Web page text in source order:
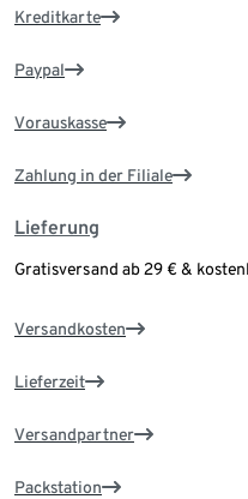
Kreditkarte
Paypal
Vorauskasse
Zahlung in der Filiale
Lieferung
Gratisversand ab 29 € &
Versandkosten
Lieferzeit
Versandpartner
Packstation